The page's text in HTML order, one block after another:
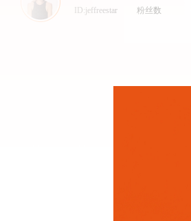
ID:jeffreestar 粉丝数